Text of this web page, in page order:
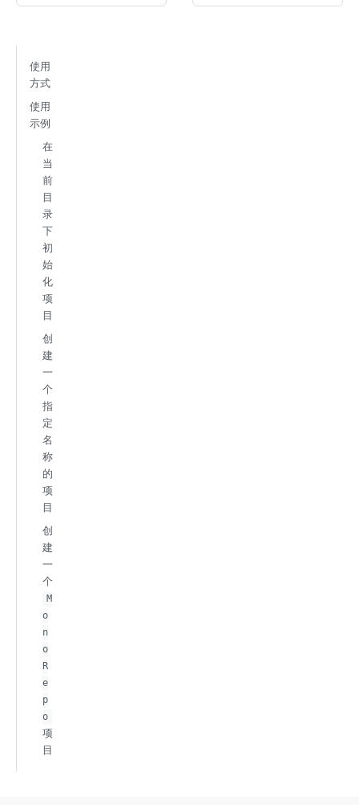
使用
方式
使用
示例
在
当
前
目
录
下
初
始
化
项
目
创
建
一
个
指
定
名
称
的
项
目
创
建
一
个
M
o
n
o
R
e
p
o
项
目